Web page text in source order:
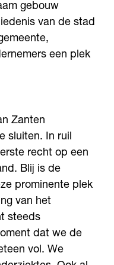
gebouw
van de stad
een plek
Zanten
sluiten. In ruil
recht op een
Blij is de
prominente plek
van het
steeds
dat we de
vol. We